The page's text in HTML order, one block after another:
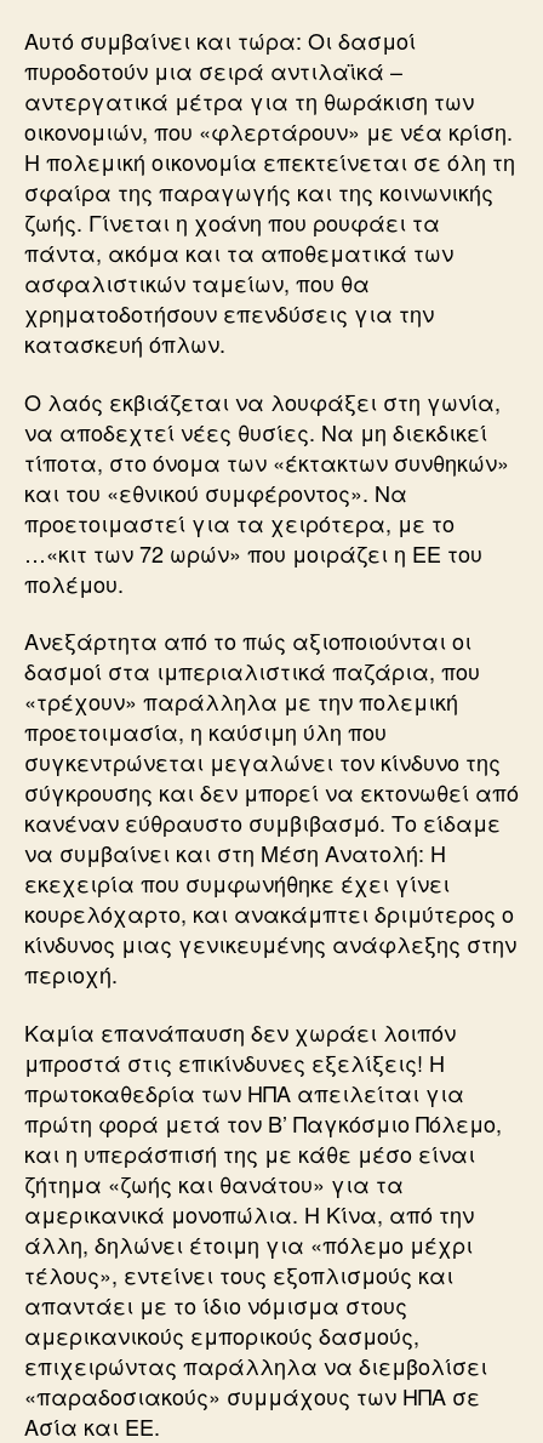
Αυτό συμβαίνει και τώρα: Οι δασμοί
πυροδοτούν μια σειρά αντιλαϊκά –
αντεργατικά μέτρα για τη θωράκιση των
οικονομιών, που «φλερτάρουν» με νέα κρίση.
Η πολεμική οικονομία επεκτείνεται σε όλη τη
σφαίρα της παραγωγής και της κοινωνικής
ζωής. Γίνεται η χοάνη που ρουφάει τα
πάντα, ακόμα και τα αποθεματικά των
ασφαλιστικών ταμείων, που θα
χρηματοδοτήσουν επενδύσεις για την
κατασκευή όπλων.
Ο λαός εκβιάζεται να λουφάξει στη γωνία,
να αποδεχτεί νέες θυσίες. Να μη διεκδικεί
τίποτα, στο όνομα των «έκτακτων συνθηκών»
και του «εθνικού συμφέροντος». Να
προετοιμαστεί για τα χειρότερα, με το
…«κιτ των 72 ωρών» που μοιράζει η ΕΕ του
πολέμου.
Ανεξάρτητα από το πώς αξιοποιούνται οι
δασμοί στα ιμπεριαλιστικά παζάρια, που
«τρέχουν» παράλληλα με την πολεμική
προετοιμασία, η καύσιμη ύλη που
συγκεντρώνεται μεγαλώνει τον κίνδυνο της
σύγκρουσης και δεν μπορεί να εκτονωθεί από
κανέναν εύθραυστο συμβιβασμό. Το είδαμε
να συμβαίνει και στη Μέση Ανατολή: Η
εκεχειρία που συμφωνήθηκε έχει γίνει
κουρελόχαρτο, και ανακάμπτει δριμύτερος ο
κίνδυνος μιας γενικευμένης ανάφλεξης στην
περιοχή.
Καμία επανάπαυση δεν χωράει λοιπόν
μπροστά στις επικίνδυνες εξελίξεις! Η
πρωτοκαθεδρία των ΗΠΑ απειλείται για
πρώτη φορά μετά τον Β’ Παγκόσμιο Πόλεμο,
και η υπεράσπισή της με κάθε μέσο είναι
ζήτημα «ζωής και θανάτου» για τα
αμερικανικά μονοπώλια. Η Κίνα, από την
άλλη, δηλώνει έτοιμη για «πόλεμο μέχρι
τέλους», εντείνει τους εξοπλισμούς και
απαντάει με το ίδιο νόμισμα στους
αμερικανικούς εμπορικούς δασμούς,
επιχειρώντας παράλληλα να διεμβολίσει
«παραδοσιακούς» συμμάχους των ΗΠΑ σε
Ασία και ΕΕ.